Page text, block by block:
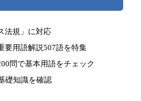
法規」に対応
要用語解説507語を特集
問で基本用語をチェック
礎知識を確認